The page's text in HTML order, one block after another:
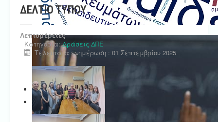
ΔΕΛΤΙΟ ΤΥΠΟΥ
Λεπτομέρειες
Κατηγορία:Δράσεις ΔΠΕ
Τελευταία ενημέρωση : 01 Σεπτεμβρίου 2025